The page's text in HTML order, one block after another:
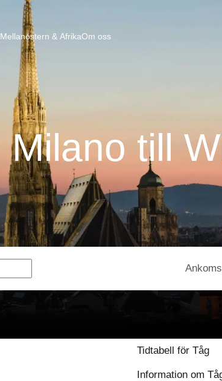
Mellanöstern & AfrikaOm oss
Milano till
Tidtabell för Tåg
Information om
9 / 10